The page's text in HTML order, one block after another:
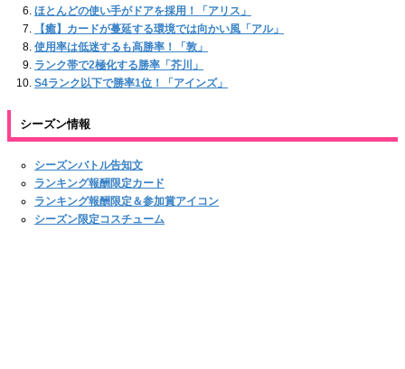
ほとんどの使い手がドアを採用！「アリス」
【癒】カードが蔓延する環境では向かい風「アル」
使用率は低迷するも高勝率！「敦」
ランク帯で2極化する勝率「芥川」
S4ランク以下で勝率1位！「アインズ」
シーズン情報
シーズンバトル告知文
ランキング報酬限定カード
ランキング報酬限定＆参加賞アイコン
シーズン限定コスチューム